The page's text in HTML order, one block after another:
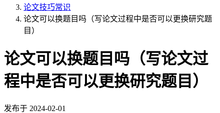
论文技巧常识
论文可以换题目吗（写论文过程中是否可以更换研究题
目）
论文可以换题目吗（写论文过
程中是否可以更换研究题目）
发布于 2024-02-01